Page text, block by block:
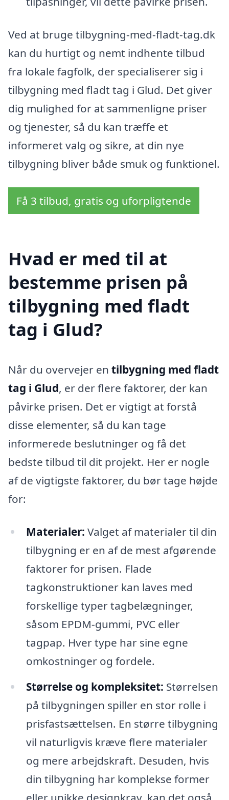
Ved at bruge tilbygning-med-fladt-tag.dk
kan du hurtigt og nemt indhente tilbud
fra lokale fagfolk, der specialiserer sig i
tilbygning med fladt tag i Glud. Det giver
dig mulighed for at sammenligne priser
og tjenester, så du kan træffe et
informeret valg og sikre, at din nye
tilbygning bliver både smuk og funktionel.
Få 3 tilbud, gratis og uforpligtende
Hvad er med til at
bestemme prisen på
tilbygning med fladt
tag i Glud?
Når du overvejer en tilbygning med fladt
tag i Glud, er der flere faktorer, der kan
påvirke prisen. Det er vigtigt at forstå
disse elementer, så du kan tage
informerede beslutninger og få det
bedste tilbud til dit projekt. Her er nogle
af de vigtigste faktorer, du bør tage højde
for:
Materialer: Valget af materialer til din
tilbygning er en af de mest afgørende
faktorer for prisen. Flade
tagkonstruktioner kan laves med
forskellige typer tagbelægninger,
såsom EPDM-gummi, PVC eller
tagpap. Hver type har sine egne
omkostninger og fordele.
Størrelse og kompleksitet: Størrelsen
på tilbygningen spiller en stor rolle i
prisfastsættelsen. En større tilbygning
vil naturligvis kræve flere materialer
og mere arbejdskraft. Desuden, hvis
din tilbygning har komplekse former